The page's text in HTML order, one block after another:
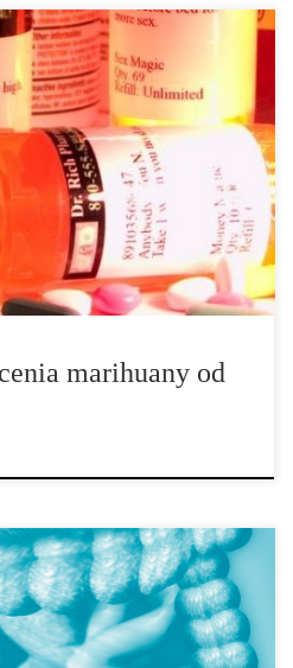
rozmawiać ze swoimi
marihuany. Wielu lekarzy ogólnych
gdy wiedzą, że ich pacjenci
substancji. Inni lekarze
dowodami naukowymi,
w leczeniu konkretnej
będą odmawiali wypisana recepty
[…]
marihuany od
Massachusetts, mówią, że wielu
jelit (IBD) zwraca się po pomoc w
Badanie pokazuje, że